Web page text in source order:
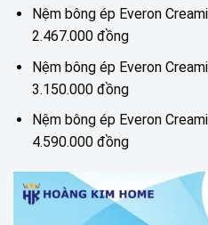
Nệm bông ép Everon
2.467.000 đồng
Nệm bông ép Everon
3.150.000 đồng
Nệm bông ép Everon
4.590.000 đồng